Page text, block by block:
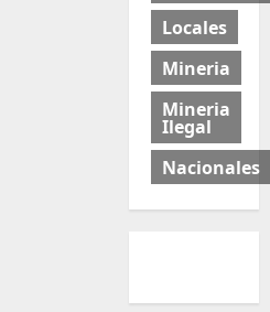
Locales
Mineria
Mineria
Ilegal
Nacionales